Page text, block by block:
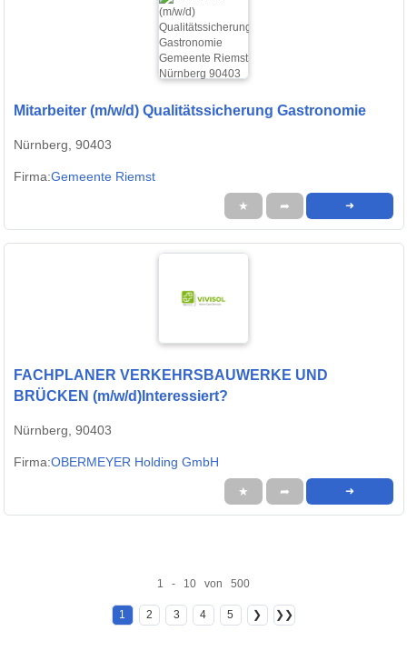
Mitarbeiter (m/w/d) Qualitätssicherung Gastronomie
Nürnberg, 90403
Firma:Gemeente Riemst
★ ➦ ➜
FACHPLANER VERKEHRSBAUWERKE UND
BRÜCKEN (m/w/d)Interessiert?
Nürnberg, 90403
Firma:OBERMEYER Holding GmbH
★ ➦ ➜
1 - 10 von 500
1 2 3 4 5 ❯ ❯❯